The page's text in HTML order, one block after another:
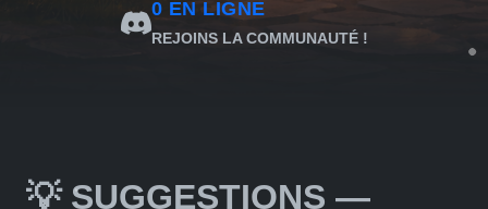
0 EN LIGNE
REJOINS LA COMMUNAUTÉ !
💡 SUGGESTIONS —